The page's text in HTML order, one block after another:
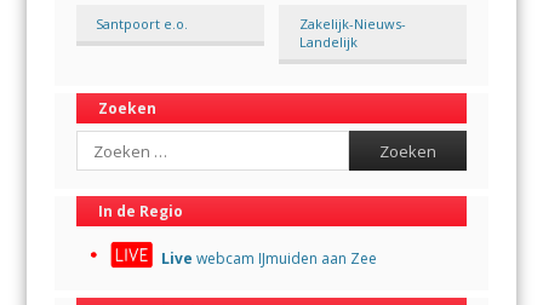
Santpoort e.o.
Zakelijk-Nieuws-
Landelijk
Zoeken
Search
In de Regio
Live webcam IJmuiden aan Zee